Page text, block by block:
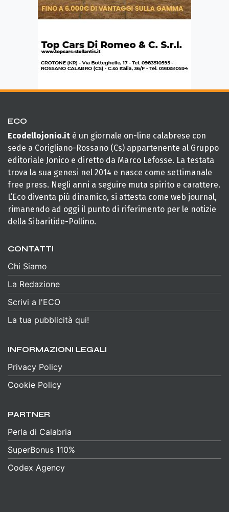
ECO
Ecodellojonio.it è un giornale on-line calabrese con
sede a Corigliano-Rossano (Cs) appartenente al Gruppo
editoriale Jonico e diretto da Marco Lefosse. La testata
trova la sua genesi nel 2014 e nasce come settimanale
free press. Negli anni a seguire muta spirito e carattere.
L’Eco diventa più dinamico, si attesta come web journal,
rimanendo ad oggi il punto di riferimento per le notizie
della Sibaritide-Pollino.
CONTATTI
Chi Siamo
La Redazione
Scrivi a l'ECO
La tua pubblicità qui!
INFORMAZIONI LEGALI
Privacy Policy
Cookie Policy
PARTNER
Perla di Calabria
SuperBonus 110%
Codex Agency